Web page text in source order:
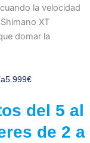
la velocidad
XT
domar la
5.999€
del 5 al
de 2 a